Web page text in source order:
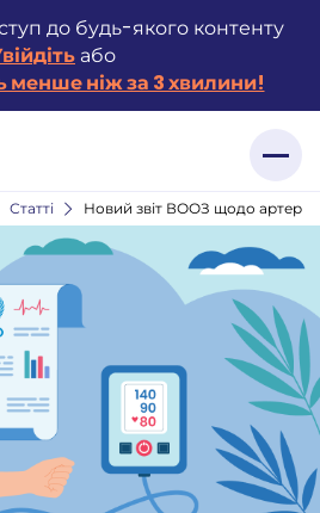
до будь-якого контенту
або
менше ніж за 3 хвилини!
Статті Новий звіт ВООЗ щодо